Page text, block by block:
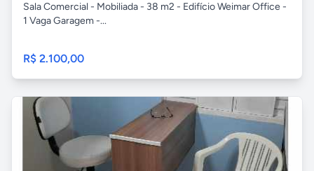
Sala Comercial - Mobiliada - 38 m2 - Edifício Weimar Office -
1 Vaga Garagem -...
R$ 2.100,00